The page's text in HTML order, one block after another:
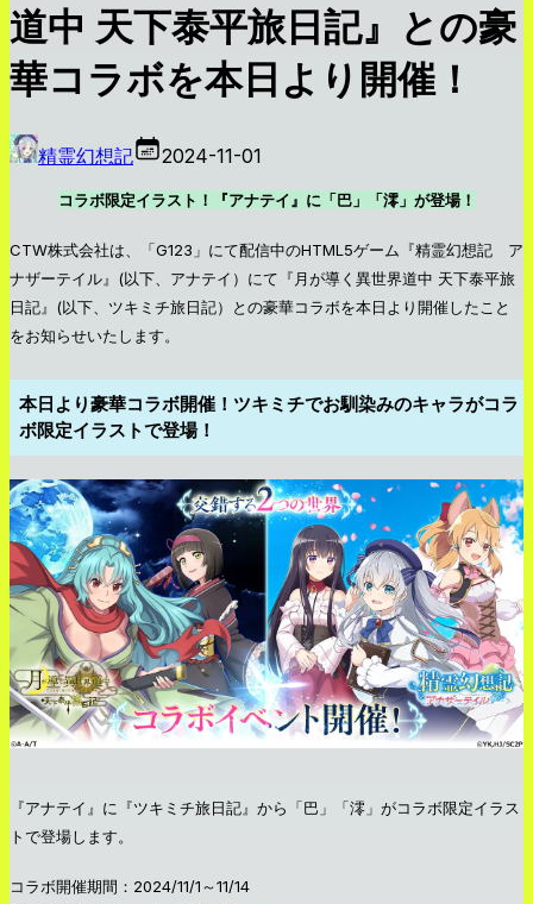
道中 天下泰平旅日記』との豪
華コラボを本日より開催！
精霊幻想記 2024-11-01
コラボ限定イラスト！『アナテイ』に「巴」「澪」が登場！
CTW株式会社は、「G123」にて配信中のHTML5ゲーム『精霊幻想記 ア
ナザーテイル』(以下、アナテイ）にて『月が導く異世界道中 天下泰平旅
日記』(以下、ツキミチ旅日記）との豪華コラボを本日より開催したこと
をお知らせいたします。
本日より豪華コラボ開催！ツキミチでお馴染みのキャラがコラ
ボ限定イラストで登場！
『アナテイ』に『ツキミチ旅日記』から「巴」「澪」がコラボ限定イラス
トで登場します。
コラボ開催期間：2024/11/1～11/14